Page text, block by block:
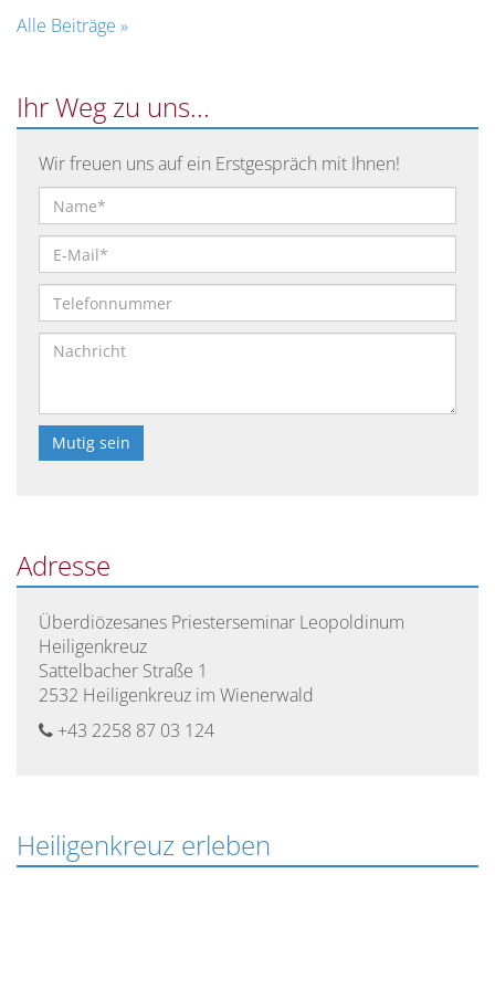
Alle Beiträge »
Ihr Weg zu uns...
Wir freuen uns auf ein Erstgespräch mit Ihnen!
leer.
Adresse
Überdiözesanes Priesterseminar Leopoldinum
Heiligenkreuz
Sattelbacher Straße 1
2532 Heiligenkreuz im Wienerwald
+43 2258 87 03 124
Heiligenkreuz erleben